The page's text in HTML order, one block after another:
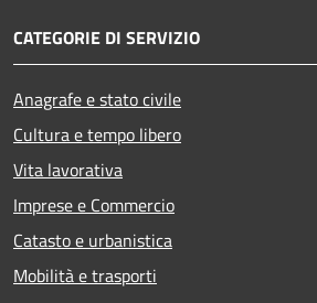
CATEGORIE DI SERVIZIO
Anagrafe e stato civile
Cultura e tempo libero
Vita lavorativa
Imprese e Commercio
Catasto e urbanistica
Mobilità e trasporti